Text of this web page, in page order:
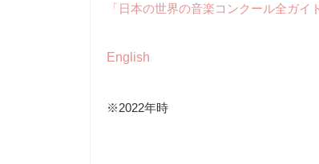
「日本の世界の音楽コンクール全ガイ
English
※2022年時